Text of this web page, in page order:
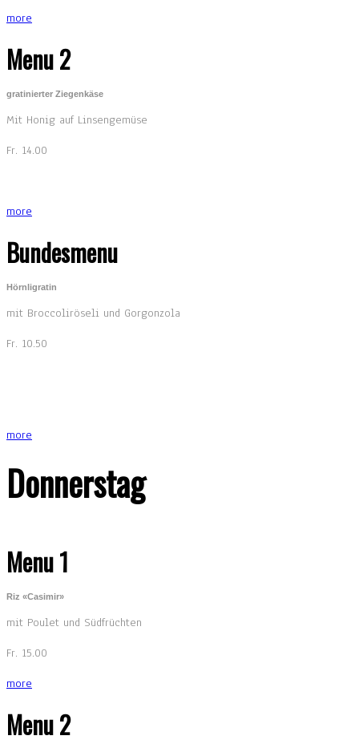
more
Menu 2
gratinierter Ziegenkäse
Mit Honig auf Linsengemüse
Fr. 14.00
more
Bundesmenu
Hörnligratin
mit Broccoliröseli und Gorgonzola
Fr. 10.50
more
Donnerstag
Menu 1
Riz «Casimir»
mit Poulet und Südfrüchten
Fr. 15.00
more
Menu 2